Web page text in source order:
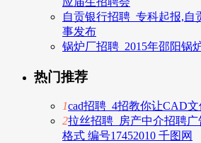
自贡银行招聘_专科起报,自
事发布
锅炉厂招聘_2015年邵阳锅
热门推荐
1cad招聘_4招教你让CAD
2拉丝招聘_房产中介招聘
格式 编号17452010 千图网